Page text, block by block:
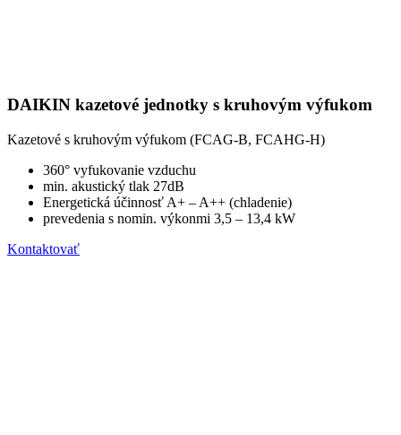
DAIKIN kazetové jednotky s kruhovým výfukom
Kazetové s kruhovým výfukom (FCAG-B, FCAHG-H)
360° vyfukovanie vzduchu
min. akustický tlak 27dB
Energetická účinnosť A+ – A++ (chladenie)
prevedenia s nomin. výkonmi 3,5 – 13,4 kW
Kontaktovať